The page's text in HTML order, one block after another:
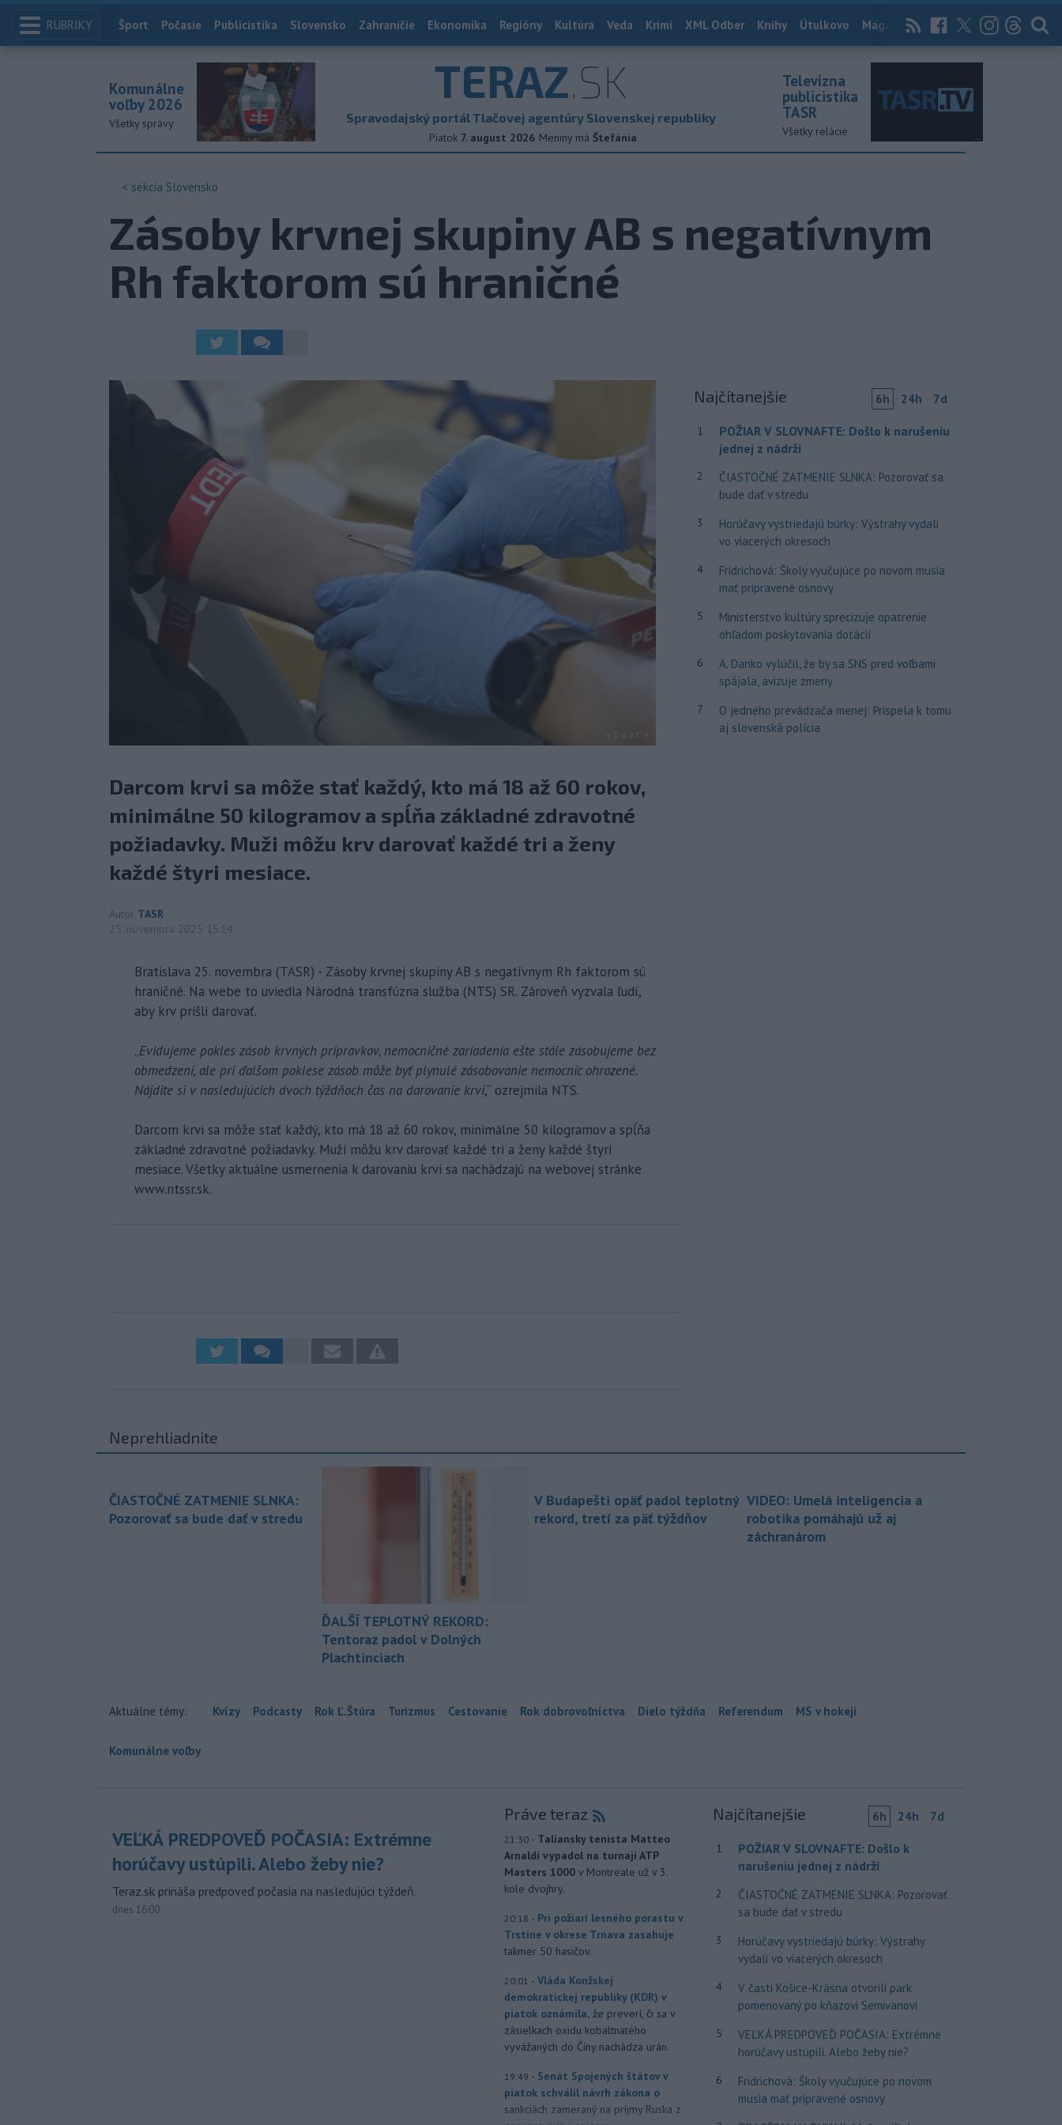
RUBRIKY Index
Šport Počasie Publicistika Slovensko Zahraničie Ekonomika Regióny Kultúra Veda Krimi XML Odber Knihy Útulkovo Magazín News Now Archív
TERAZ.SK
Spravodajský portál Tlačovej agentúry Slovenskej republiky
Piatok 7. august 2026 Meniny má Štefánia
Komunálne
voľby 2026
Všetky správy
Televízna
publicistika
TASR
Všetky relácie
< sekcia Slovensko
Zásoby krvnej skupiny AB s negatívnym
Rh faktorom sú hraničné
Darcom krvi sa môže stať každý, kto má 18 až 60 rokov,
minimálne 50 kilogramov a spĺňa základné zdravotné
požiadavky. Muži môžu krv darovať každé tri a ženy
každé štyri mesiace.
Autor TASR
25. novembra 2025 15:14
Bratislava 25. novembra (TASR) - Zásoby krvnej skupiny AB s negatívnym Rh faktorom sú
hraničné. Na webe to uviedla Národná transfúzna služba (NTS) SR. Zároveň vyzvala ľudí,
aby krv prišli darovať.
„Evidujeme pokles zásob krvných prípravkov, nemocničné zariadenia ešte stále zásobujeme bez
obmedzení, ale pri ďalšom poklese zásob môže byť plynulé zásobovanie nemocníc ohrozené.
Nájdite si v nasledujúcich dvoch týždňoch čas na darovanie krvi,“ ozrejmila NTS.
Darcom krvi sa môže stať každý, kto má 18 až 60 rokov, minimálne 50 kilogramov a spĺňa
základné zdravotné požiadavky. Muži môžu krv darovať každé tri a ženy každé štyri
mesiace. Všetky aktuálne usmernenia k darovaniu krvi sa nachádzajú na webovej stránke
www.ntssr.sk.
Najčítanejšie 6h 24h 7d
1
POŽIAR V SLOVNAFTE: Došlo k narušeniu
jednej z nádrží
2
ČIASTOČNÉ ZATMENIE SLNKA: Pozorovať sa
bude dať v stredu
3
Horúčavy vystriedajú búrky: Výstrahy vydali
vo viacerých okresoch
4
Fridrichová: Školy vyučujúce po novom musia
mať pripravené osnovy
5
Ministerstvo kultúry sprecizuje opatrenie
ohľadom poskytovania dotácií
6
A. Danko vylúčil, že by sa SNS pred voľbami
spájala, avizuje zmeny
7
O jedného prevádzača menej: Prispela k tomu
aj slovenská polícia
Neprehliadnite
ČIASTOČNÉ ZATMENIE SLNKA:
Pozorovať sa bude dať v stredu
ĎALŠÍ TEPLOTNÝ REKORD:
Tentoraz padol v Dolných
Plachtinciach
V Budapešti opäť padol teplotný
rekord, tretí za päť týždňov
VIDEO: Umelá inteligencia a
robotika pomáhajú už aj
záchranárom
Aktuálne témy: Kvízy Podcasty Rok Ľ.Štúra Turizmus Cestovanie Rok dobrovoľníctva Dielo týždňa Referendum MS v hokeji
Komunálne voľby
VEĽKÁ PREDPOVEĎ POČASIA: Extrémne
horúčavy ustúpili. Alebo žeby nie?
Teraz.sk prináša predpoveď počasia na nasledujúci týždeň.
dnes 16:00
Práve teraz
21:30 - Taliansky tenista Matteo
Arnaldi vypadol na turnaji ATP
Masters 1000 v Montreale už v 3.
kole dvojhry.
20:18 - Pri požiari lesného porastu v
Trstíne v okrese Trnava zasahuje
takmer 50 hasičov.
20:01 - Vláda Konžskej
demokratickej republiky (KDR) v
piatok oznámila, že preverí, či sa v
zásielkach oxidu kobaltnatého
vyvážaných do Číny nachádza urán.
19:49 - Senát Spojených štátov v
piatok schválil návrh zákona o
sankciách zameraný na príjmy Ruska z
Najčítanejšie 6h 24h 7d
1
POŽIAR V SLOVNAFTE: Došlo k
narušeniu jednej z nádrží
2
ČIASTOČNÉ ZATMENIE SLNKA: Pozorovať
sa bude dať v stredu
3
Horúčavy vystriedajú búrky: Výstrahy
vydali vo viacerých okresoch
4
V časti Košice-Krásna otvorili park
pomenovaný po kňazovi Semivanovi
5
VEĽKÁ PREDPOVEĎ POČASIA: Extrémne
horúčavy ustúpili. Alebo žeby nie?
6
Fridrichová: Školy vyučujúce po novom
musia mať pripravené osnovy